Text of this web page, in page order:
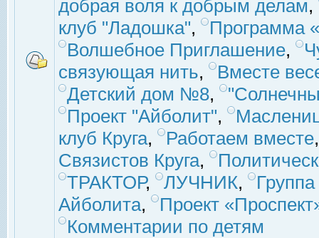
добрая воля к добрым делам,
клуб "Ладошка",
Программа
Волшебное Приглашение,
связующая нить,
Вместе
Детский дом №8,
Проект "Айболит",
клуб Круга, Работаем вместе
Связистов Круга,
ТРАКТОР, ЛУЧНИК,
Айболита,
Проект
Комментарии по детям